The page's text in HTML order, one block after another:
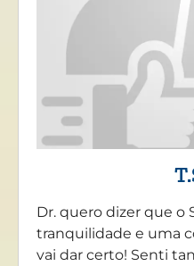
Dr. quero dizer que o
tranquilidade e uma
vai dar certo! Senti